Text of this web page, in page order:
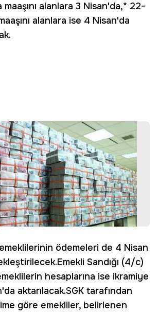
maaşını alanlara 3 Nisan'da,* 22-
alanlara ise 4 Nisan'da
ödemeleri de 4 Nisan
Sandığı (4/c)
hesaplarına ise ikramiye
aktarılacak.SGK tarafından
göre emekliler, belirlenen